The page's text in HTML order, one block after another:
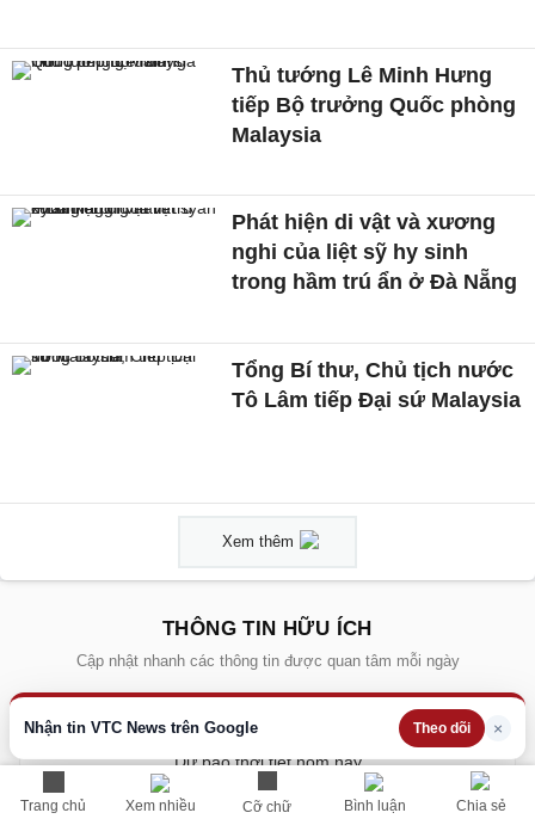
Trang chủ Xem nhiều Cỡ chữ Bình luận Chia sẻ
Nhận tin VTC News trên Google Theo dõi ×
Thủ tướng Lê Minh Hưng
tiếp Bộ trưởng Quốc phòng
Malaysia
Phát hiện di vật và xương
nghi của liệt sỹ hy sinh
trong hầm trú ẩn ở Đà Nẵng
Tổng Bí thư, Chủ tịch nước
Tô Lâm tiếp Đại sứ Malaysia
Xem thêm
THÔNG TIN HỮU ÍCH
Cập nhật nhanh các thông tin được quan tâm mỗi ngày
Lịch âm hôm nay
Dự báo thời tiết hôm nay
Giá vàng hôm nay